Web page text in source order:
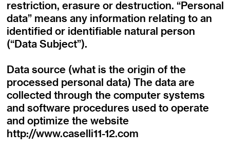
restriction, erasure or destruction. “Personal
data” means any information relating to an
identified or identifiable natural person
(“Data Subject”).
Data source (what is the origin of the
processed personal data) The data are
collected through the computer systems
and software procedures used to operate
and optimize the website
http://www.caselli11-12.com